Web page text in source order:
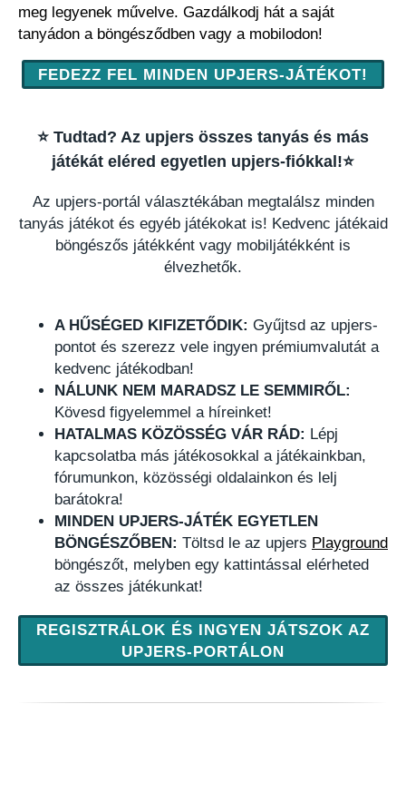
meg legyenek művelve. Gazdálkodj hát a saját
tanyádon a böngésződben vagy a mobilodon!
FEDEZZ FEL MINDEN UPJERS-JÁTÉKOT!
⭐️ Tudtad? Az upjers összes tanyás és más
játékát eléred egyetlen upjers-fiókkal!⭐️
Az upjers-portál választékában megtalálsz minden
tanyás játékot és egyéb játékokat is! Kedvenc játékaid
böngészős játékként vagy mobiljátékként is
élvezhetők.
A HŰSÉGED KIFIZETŐDIK: Gyűjtsd az upjers-
pontot és szerezz vele ingyen prémiumvalutát a
kedvenc játékodban!
NÁLUNK NEM MARADSZ LE SEMMIRŐL:
Kövesd figyelemmel a híreinket!
HATALMAS KÖZÖSSÉG VÁR RÁD: Lépj
kapcsolatba más játékosokkal a játékainkban,
fórumunkon, közösségi oldalainkon és lelj
barátokra!
MINDEN UPJERS-JÁTÉK EGYETLEN
BÖNGÉSZŐBEN: Töltsd le az upjers Playground
böngészőt, melyben egy kattintással elérheted
az összes játékunkat!
REGISZTRÁLOK ÉS INGYEN JÁTSZOK AZ
UPJERS-PORTÁLON